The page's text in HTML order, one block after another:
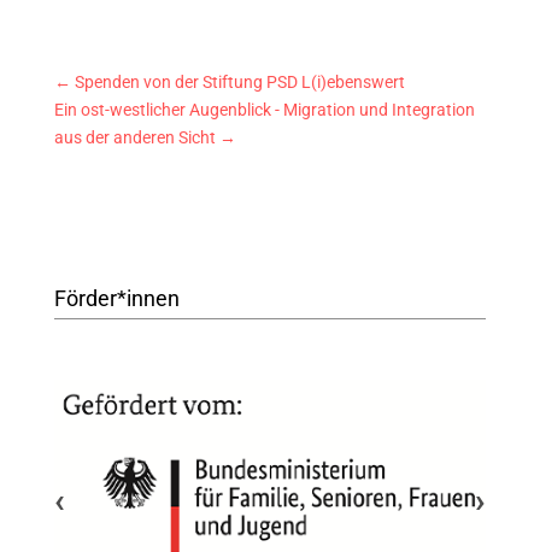
← Spenden von der Stiftung PSD L(i)ebenswert
Ein ost-westlicher Augenblick - Migration und Integration
aus der anderen Sicht →
Förder*innen
‹ ›